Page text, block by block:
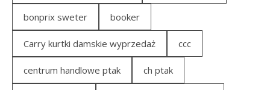
bonprix sweter booker
Carry kurtki damskie wyprzedaż ccc
centrum handlowe ptak ch ptak